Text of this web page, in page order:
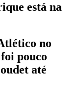
está na
no
pouco
até